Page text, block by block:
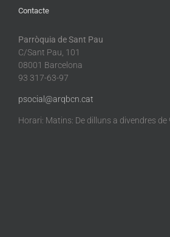
Contacte
Parròquia de Sant Pau
C/Sant Pau, 101
08001 Barcelona
93 317-63-97
psocial@arqbcn.cat
Horari: Matins: De dilluns a divendres de